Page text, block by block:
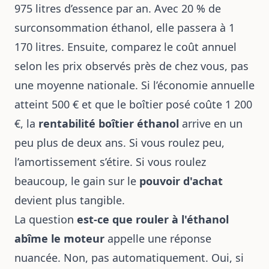
975 litres d’essence par an. Avec 20 % de
surconsommation éthanol, elle passera à 1
170 litres. Ensuite, comparez le coût annuel
selon les prix observés près de chez vous, pas
une moyenne nationale. Si l’économie annuelle
atteint 500 € et que le boîtier posé coûte 1 200
€, la rentabilité boîtier éthanol arrive en un
peu plus de deux ans. Si vous roulez peu,
l’amortissement s’étire. Si vous roulez
beaucoup, le gain sur le pouvoir d'achat
devient plus tangible.
La question est-ce que rouler à l'éthanol
abîme le moteur appelle une réponse
nuancée. Non, pas automatiquement. Oui, si